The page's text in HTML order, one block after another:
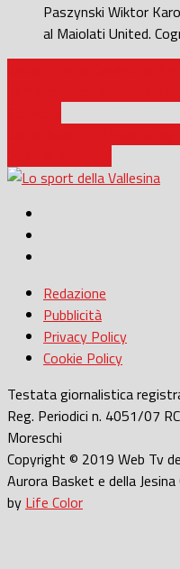
Paszynski Wiktor
al Maiolati United.
Redazione
Pubblicità
Privacy Policy
Cookie Policy
Testata giornalistica
Reg. Periodici n. 4051/07
Moreschi
Copyright © 2019 Web Tv
Aurora Basket e della
by Life Color